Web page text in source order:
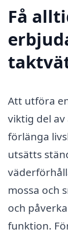
Få
Att utföra
viktig del
förlänga
utsätts
mossa och
och
funktion.